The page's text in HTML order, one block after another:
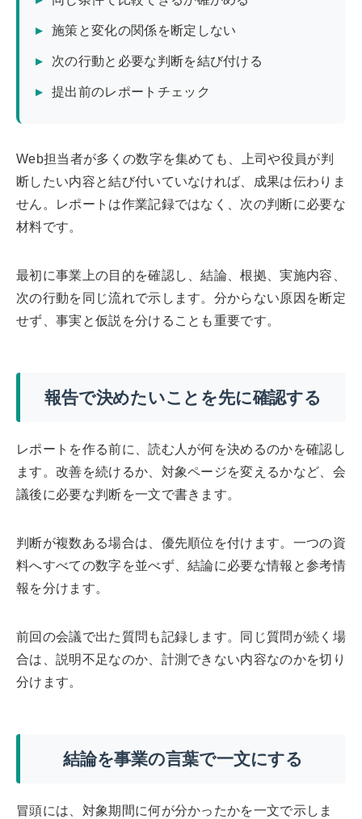
施策と変化の関係を断定しない
次の行動と必要な判断を結び付ける
提出前のレポートチェック
Web担当者が多くの数字を集めても、上司や役員が判
断したい内容と結び付いていなければ、成果は伝わりま
せん。レポートは作業記録ではなく、次の判断に必要な
材料です。
最初に事業上の目的を確認し、結論、根拠、実施内容、
次の行動を同じ流れで示します。分からない原因を断定
せず、事実と仮説を分けることも重要です。
報告で決めたいことを先に確認する
レポートを作る前に、読む人が何を決めるのかを確認し
ます。改善を続けるか、対象ページを変えるかなど、会
議後に必要な判断を一文で書きます。
判断が複数ある場合は、優先順位を付けます。一つの資
料へすべての数字を並べず、結論に必要な情報と参考情
報を分けます。
前回の会議で出た質問も記録します。同じ質問が続く場
合は、説明不足なのか、計測できない内容なのかを切り
分けます。
結論を事業の言葉で一文にする
冒頭には、対象期間に何が分かったかを一文で示しま